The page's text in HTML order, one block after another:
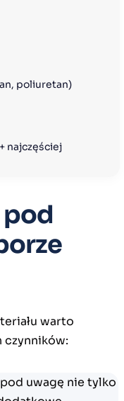
poliuretan)
najczęściej
pod
warto
czynników:
uwagę nie tylko